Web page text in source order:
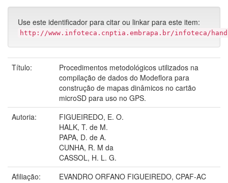
Use este identificador para citar ou linkar para este item:
http://www.infoteca.cnptia.embrapa.br/infoteca/
Título:
Procedimentos metodológicos utilizados na
compilação de dados do Modeflora para
construção de mapas dinâmicos no cartão
microSD para uso no GPS.
Autoria:
FIGUEIREDO, E. O.
HALK, T. de M.
PAPA, D. de A.
CUNHA, R. M da
CASSOL, H. L. G.
Afiliação:
EVANDRO ORFANO FIGUEIREDO, CPAF-AC